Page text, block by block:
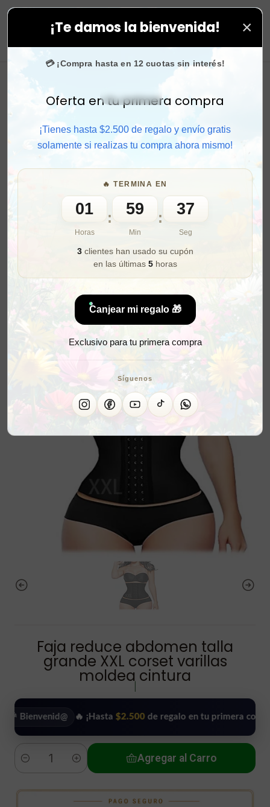
¡Te damos la bienvenida! ×
💳 ¡Compra hasta en 12 cuotas sin interés!
Activar sonido
Oferta en tu primera compra
¡Tienes hasta $2.500 de regalo y envío gratis
solamente si realizas tu compra ahora mismo!
🔥 TERMINA EN
01
Horas
: 59
Min
: 35
Seg
3clientes han usado su cupón
en las últimas 5horas
Canjear mi regalo 🎁
Exclusivo para tu primera compra
Síguenos
Compra rápido y aprovecha. 💙 +50.000 fans en
Faja reduce abdomen talla
grande XXL corset varillas
moldea cintura
🔥 ¡Hasta$2.500de regalo en tu primera compra! •
Cantidad
Agregar al Carro